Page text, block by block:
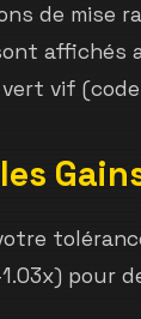
de mise
vif
pour